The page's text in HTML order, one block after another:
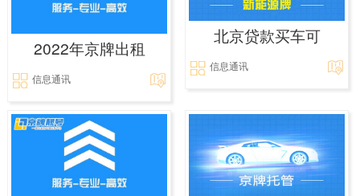
2022年京牌出租
信息通讯
北京贷款买车可
信息通讯